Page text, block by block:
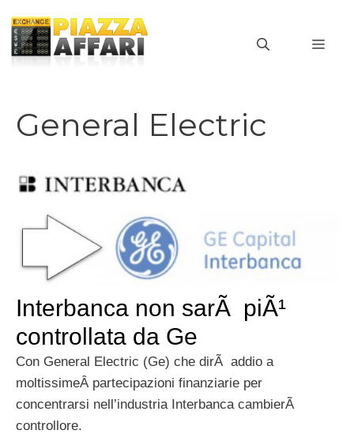
contenuto
General Electric
Interbanca non sarÃ piÃ¹
controllata da Ge
Con General Electric (Ge) che dirÃ addio a
moltissimeÂ partecipazioni finanziarie per
concentrarsi nell’industria Interbanca cambierÃ
controllore.